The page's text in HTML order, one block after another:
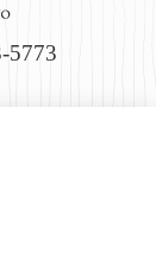
5773